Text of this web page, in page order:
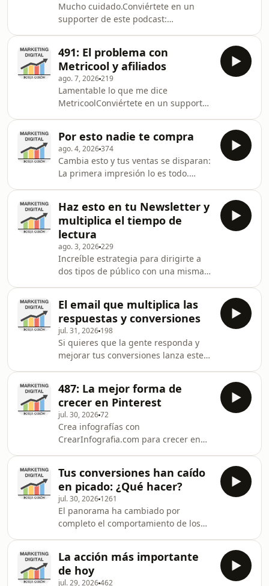
Mucho cuidado.Conviértete en un
supporter de este podcast:
Marketing Radical:
https://marketingradical.substack.com/
Negocios con IA:
https://negociosconia.substack.com/welcomeMis
Libros:
https://borjagiron.com/librosSysteme
Gratis:
https://borjagiron.com/systemeSysteme
30% dto: https://borjagiron.com/s
491: El problema con
Metricool y afiliados
ago. 7, 2026219
Lamentable lo que me dice
MetricoolConviértete en un supporter
https://www.spreaker.com/podcast/marketing-
digital--2659763/support.Newsletter
Marketing Radical:
https://marketingradical.substack.com/
Negocios con IA:
https://negociosconia.substack.com/welcomeMis
Libros:
https://borjagiron.com/librosSysteme
Gratis:
https://borjagiron.com/systemeSysteme
30% dto: htt
Por esto nadie te compra
ago. 4, 2026374
Cambia esto y tus ventas se disparan:
La primera impresión lo es todo.
diseño web...Conviértete en un
supporter de este podcast:
https://www.spreaker.com/podcast/marketing-
digital--2659763/support.Newsletter
Marketing Radical:
https://marketingradical.substack.com/
Negocios con IA:
https://negociosconia.subs
Haz esto en tu Newsletter y
multiplica el tiempo de
lectura
ago. 3, 2026229
Increíble estrategia para dirigirte a
dos tipos de público con una misma
para emprendedores.Conviértete en
un supporter de este podcast:
https://www.spreaker.com/podcast/marketing-
digital--2659763/support.Newsletter
Marketing Radical:
https://marketingradical.substack.com/
Negocios con IA: https://negociosco
El email que multiplica las
respuestas y conversiones
jul. 31, 2026 198
Si quieres que la gente responda y
mejorar tus conversiones lanza este
supporter de este podcast:
https://www.spreaker.com/podcast/marketing-
digital--2659763/support.Newsletter
Marketing Radical:
https://marketingradical.substack.com/
Negocios con IA:
https://negociosconia.substack.com/welcomeMis
Libros: https://borjagiron.com/libros
487: La mejor forma de
crecer en Pinterest
jul. 30, 202672
Crea infografías con
CrearInfografia.com para crecer en
https://www.spreaker.com/podcast/marketing-
digital--2659763/support.Newsletter
Marketing Radical:
https://marketingradical.substack.com/
Negocios con IA:
https://negociosconia.substack.com/welcomeMis
Libros:
https://borjagiron.com/librosSysteme
Gratis: https://borjagiron.c
Tus conversiones han caído
en picado: ¿Qué hacer?
jul. 30, 2026 1261
El panorama ha cambiado por
completo el comportamiento de los
webinars ya no funcionan igual. La
gente ya no compra cursos.Más
La acción más importante
de hoy
jul. 29, 2026462